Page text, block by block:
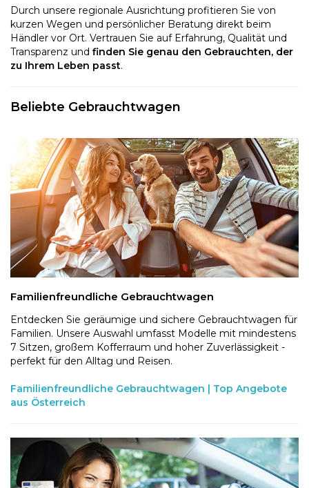
Durch unsere regionale Ausrichtung profitieren Sie von
kurzen Wegen und persönlicher Beratung direkt beim
Händler vor Ort. Vertrauen Sie auf Erfahrung, Qualität und
Transparenz und finden Sie genau den Gebrauchten, der
zu Ihrem Leben passt.
Beliebte Gebrauchtwagen
Familienfreundliche Gebrauchtwagen
Entdecken Sie geräumige und sichere Gebrauchtwagen für
Familien. Unsere Auswahl umfasst Modelle mit mindestens
7 Sitzen, großem Kofferraum und hoher Zuverlässigkeit -
perfekt für den Alltag und Reisen.
Familienfreundliche Gebrauchtwagen | Top Angebote
aus Österreich